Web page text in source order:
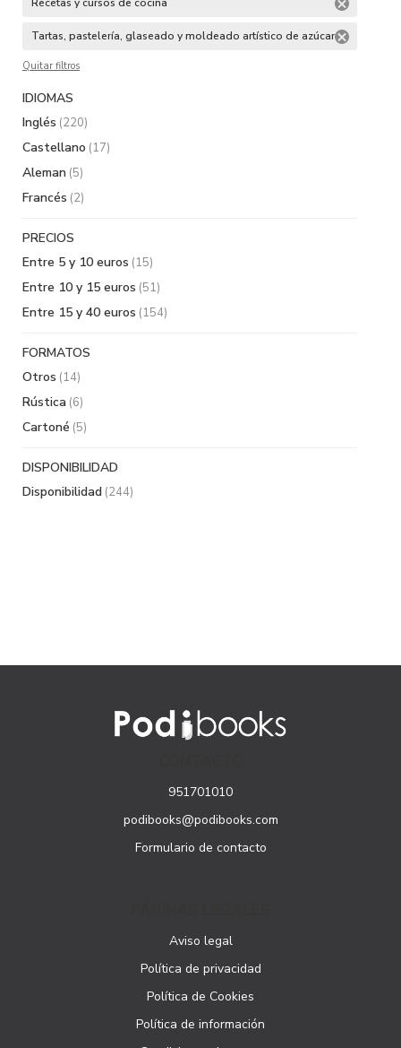
Tartas, pastelería, glaseado y moldeado artístico de azúcar
Quitar filtros
IDIOMAS
Inglés (220)
Castellano (17)
Aleman (5)
Francés (2)
PRECIOS
Entre 5 y 10 euros (15)
Entre 10 y 15 euros (51)
Entre 15 y 40 euros (154)
FORMATOS
Otros (14)
Rústica (6)
Cartoné (5)
DISPONIBILIDAD
Disponibilidad (244)
951701010
podibooks@podibooks.com
Formulario de contacto
Aviso legal
Política de privacidad
Política de Cookies
Política de información